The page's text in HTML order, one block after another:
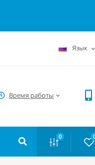
Язык
Время работы
0